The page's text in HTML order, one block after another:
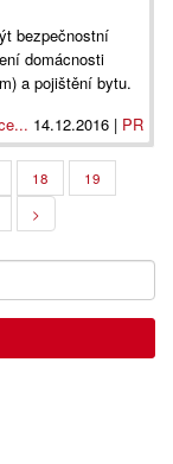
bezpečnostní
domácnosti
a pojištění bytu.
14.12.2016 | PR
18
19
>